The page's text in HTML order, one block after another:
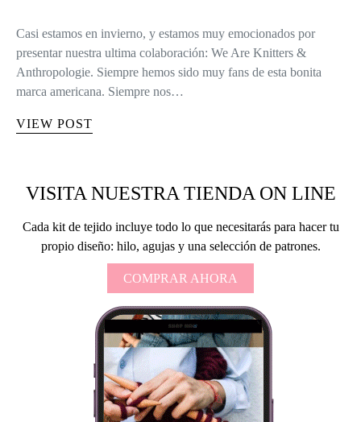
Casi estamos en invierno, y estamos muy emocionados por
presentar nuestra ultima colaboración: We Are Knitters &
Anthropologie. Siempre hemos sido muy fans de esta bonita
marca americana. Siempre nos…
VIEW POST
VISITA NUESTRA TIENDA ON LINE
Cada kit de tejido incluye todo lo que necesitarás para hacer tu
propio diseño: hilo, agujas y una selección de patrones.
COMPRAR AHORA